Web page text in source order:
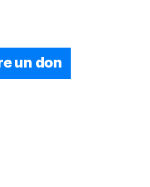
un don